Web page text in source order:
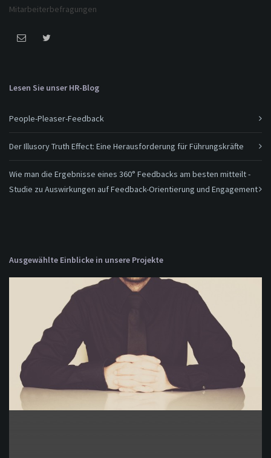
Mitarbeiterbefragungen
Lesen Sie unser HR-Blog
People-Pleaser-Feedback
Der Illusory Truth Effect: Eine Herausforderung für Führungskräfte
Wie man die Ergebnisse eines 360° Feedbacks am besten mitteilt -
Studie zu Auswirkungen auf Feedback-Orientierung und Engagement
Ausgewählte Einblicke in unsere Projekte